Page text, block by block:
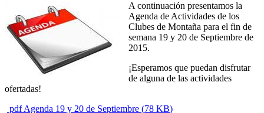
A continuación presentamos la
Agenda de Actividades de los
Clubes de Montaña para el fin de
semana 19 y 20 de Septiembre de
2015.
¡Esperamos que puedan disfrutar
de alguna de las actividades
ofertadas!
pdfAgenda 19 y 20 de Septiembre (78 KB)